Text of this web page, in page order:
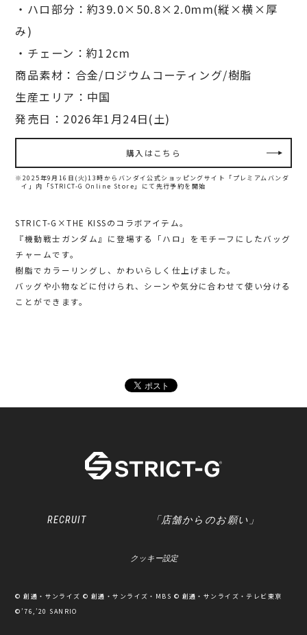
・ハロ部分：約39.0×50.8×2.0mm(縦×横×厚
み)
・チェーン：約12cm
商品素材：合金/ロジウムコーティング/樹脂
生産エリア：中国
発売日：2026年1月24日(土)
購入はこちら
※2025年9月16日(火)13時からバンダイ公式ショッピングサイト「プレミアムバンダ
イ」内
「STRICT-G Online Store」にて先行予約を開始
STRICT-G×THE KISSのコラボアイテム。
『機動戦士ガンダム』に登場する「ハロ」をモチーフにしたバッグ
チャームです。
樹脂でカラーリングし、かわいらしく仕上げました。
バッグや小物などに付けられ、シーンや気分に合わせて使い分ける
ことができます。
RECRUIT 「店舗からのお願い」
クッキー設定
© 創通・サンライズ © 創通・サンライズ・MBS © 創通・サンライズ・テレビ東京
©’76,’20 SANRIO